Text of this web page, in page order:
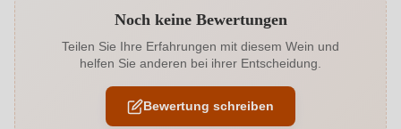
Alkoholgehalt in % 13 %
Allergene Enthält Sulfite
Ausbau Edelstahltank
Noch keine Bewertungen
Teilen Sie Ihre Erfahrungen mit diesem Wein und
helfen Sie anderen bei ihrer Entscheidung.
Bewertung schreiben